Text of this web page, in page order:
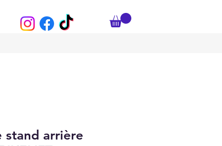
stand arrière